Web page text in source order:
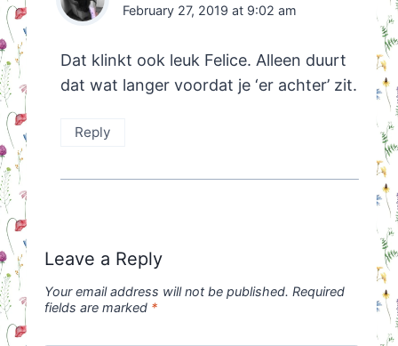
February 27, 2019 at 9:02 am
Dat klinkt ook leuk Felice. Alleen duurt
dat wat langer voordat je ‘er achter’ zit.
Reply
Leave a Reply
Your email address will not be published. Required
fields are marked *